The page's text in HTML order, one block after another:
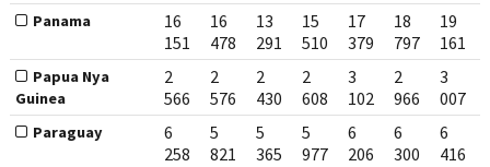
Panama
16
151
16
478
13
291
15
510
17
379
18
797
19
161
Papua Nya
Guinea
2
566
2
576
2
430
2
608
3
102
2
966
3
007
Paraguay
6
258
5
821
5
365
5
977
6
206
6
300
6
416